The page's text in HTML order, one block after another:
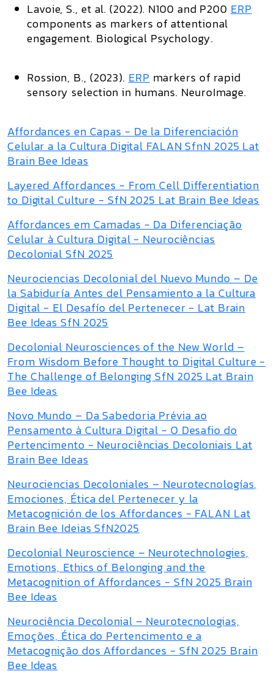
Lavoie, S., et al. (2022). N100 and P200 ERP
components as markers of attentional
engagement. Biological Psychology.
Rossion, B., (2023). ERP markers of rapid
sensory selection in humans. NeuroImage.
Affordances en Capas - De la Diferenciación
Celular a la Cultura Digital FALAN SfnN 2025 Lat
Brain Bee Ideas
Layered Affordances - From Cell Differentiation
to Digital Culture - SfN 2025 Lat Brain Bee Ideas
Affordances em Camadas - Da Diferenciação
Celular à Cultura Digital - Neurociências
Decolonial SfN 2025
Neurociencias Decolonial del Nuevo Mundo – De
la Sabiduría Antes del Pensamiento a la Cultura
Digital - El Desafío del Pertenecer - Lat Brain
Bee Ideas SfN 2025
Decolonial Neurosciences of the New World –
From Wisdom Before Thought to Digital Culture -
The Challenge of Belonging SfN 2025 Lat Brain
Bee Ideas
Novo Mundo – Da Sabedoria Prévia ao
Pensamento à Cultura Digital - O Desafio do
Pertencimento - Neurociências Decoloniais Lat
Brain Bee Ideas
Neurociencias Decoloniales – Neurotecnologías,
Emociones, Ética del Pertenecer y la
Metacognición de los Affordances - FALAN Lat
Brain Bee Ideias SfN2025
Decolonial Neuroscience – Neurotechnologies,
Emotions, Ethics of Belonging and the
Metacognition of Affordances - SfN 2025 Brain
Bee Ideas
Neurociência Decolonial – Neurotecnologias,
Emoções, Ética do Pertencimento e a
Metacognição dos Affordances - SfN 2025 Brain
Bee Ideas